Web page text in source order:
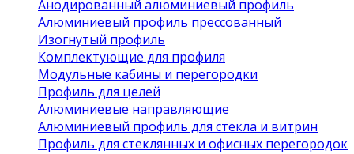
Анодированный алюминиевый профиль
Алюминиевый профиль прессованный
Изогнутый профиль
Комплектующие для профиля
Модульные кабины и перегородки
Профиль для целей
Алюминиевые направляющие
Алюминиевый профиль для стекла и витрин
Профиль для стеклянных и офисных перегородок